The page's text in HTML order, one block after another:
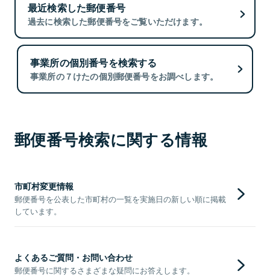
最近検索した郵便番号
過去に検索した郵便番号をご覧いただけます。
事業所の個別番号を検索する
事業所の７けたの個別郵便番号をお調べします。
郵便番号検索に関する情報
市町村変更情報
郵便番号を公表した市町村の一覧を実施日の新しい順に掲載
しています。
よくあるご質問・お問い合わせ
郵便番号に関するさまざまな疑問にお答えします。